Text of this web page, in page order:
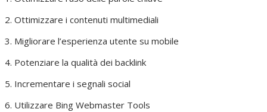
Ottimizzare i contenuti multimediali
Migliorare l’esperienza utente su mobile
Potenziare la qualità dei backlink
Incrementare i segnali social
Utilizzare Bing Webmaster Tools